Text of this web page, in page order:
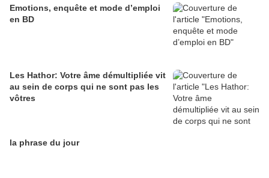
Emotions, enquête et mode d’emploi
en BD
Les Hathor: Votre âme démultipliée vit
au sein de corps qui ne sont pas les
vôtres
la phrase du jour